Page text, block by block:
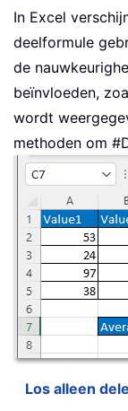
In Excel
deelformule
de
beïnvloeden,
wordt
methoden om
Los alleen